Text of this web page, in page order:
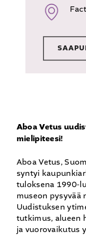
Aboa Vetus
mielipiteesi!
Aboa Vetus,
syntyi
tuloksena 1990-
museon pysyvää
Uudistuksen
tutkimus, alueen
ja vuorovaikutus